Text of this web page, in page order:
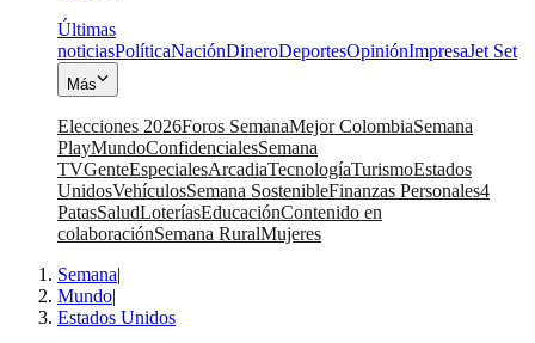
Últimas
noticiasPolíticaNaciónDineroDeportesOpiniónImpresaJet Set
Más
Elecciones 2026Foros SemanaMejor ColombiaSemana
PlayMundoConfidencialesSemana
TVGenteEspecialesArcadiaTecnologíaTurismoEstados
UnidosVehículosSemana SostenibleFinanzas Personales4
PatasSaludLoteríasEducaciónContenido en
colaboraciónSemana RuralMujeres
Semana|
Mundo|
Estados Unidos